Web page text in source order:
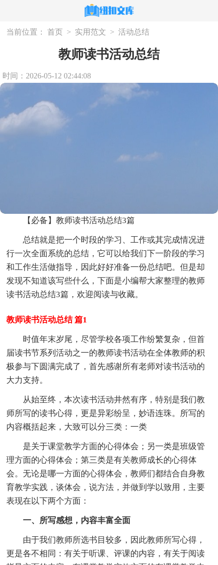
当前位置： 首页 > 实用范文 > 活动总结
教师读书活动总结
时间：2026-05-12 02:44:08
【必备】教师读书活动总结3篇
总结就是把一个时段的学习、工作或其完成情况进
行一次全面系统的总结，它可以给我们下一阶段的学习
和工作生活做指导，因此好好准备一份总结吧。但是却
发现不知道该写些什么，下面是小编帮大家整理的教师
读书活动总结3篇，欢迎阅读与收藏。
教师读书活动总结 篇1
时值年末岁尾，尽管学校各项工作纷繁复杂，但首
届读书节系列活动之一的教师读书活动在全体教师的积
极参与下圆满完成了，首先感谢所有老师对读书活动的
大力支持。
从始至终，本次读书活动井然有序，特别是我们教
师所写的读书心得，更是异彩纷呈，妙语连珠。所写的
内容概括起来，大致可以分三类：一类
是关于课堂教学方面的心得体会；另一类是班级管
理方面的心得体会；第三类是有关教师成长的心得体
会。无论是哪一方面的心得体会，教师们都结合自身教
育教学实践，谈体会，说方法，并做到学以致用，主要
表现在以下两个方面：
一、所写感想，内容丰富全面
由于我们教师所选书目较多，因此教师所写心得，
更是各不相同：有关于听课、评课的内容，有关于阅读